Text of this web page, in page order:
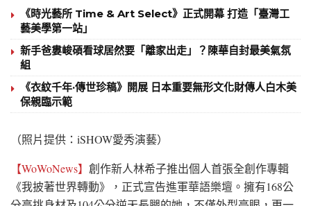
《時光藝所 Time & Art Select》正式開幕 打造「臺灣工
藝美學第一站」
新手爸婁峻碩看球居然要「離家出走」？陳華自封最美氣氛
組
《衣紋千年·傳世珍稿》開展 日本重要無形文化財傳人白木美
保親臨示範
（照片提供：iSHOW愛秀演藝）
【WoWoNews】 創作新人林希子推出個人首張全創作專輯
《我披著世界轉動》，正式宣告進軍華語樂壇。擁有168公